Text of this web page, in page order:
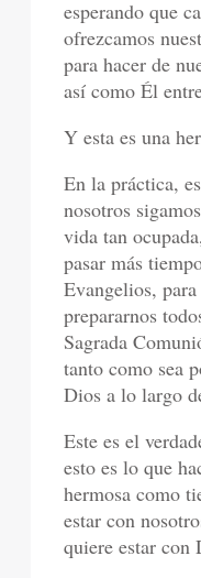
esperando que
ofrezcamos
para hacer de
así como Él
Y esta es una
En la práctica,
nosotros
vida tan
pasar más
Evangelios,
prepararnos
Sagrada
tanto como sea
Dios a lo largo
Este es el
esto es lo que
hermosa como
estar con
quiere estar con